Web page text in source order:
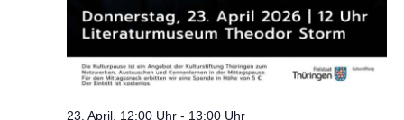
23. April, 12:00 Uhr- 13:00 Uhr